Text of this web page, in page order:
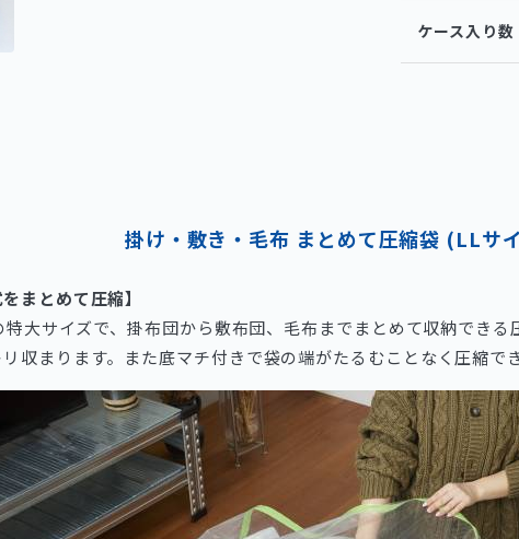
ケース入り数
掛け・敷き・毛布 まとめて圧縮袋 (LLサ
をまとめて圧縮】
大サイズで、掛布団から敷布団、毛布までまとめて収納でき
収まります。また底マチ付きで袋の端がたるむことなく圧縮でき